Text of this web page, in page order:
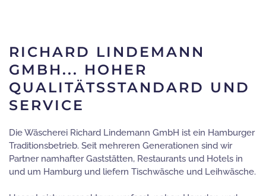
RICHARD LINDEMANN
GMBH... HOHER
QUALITÄTSSTANDARD UND
SERVICE
Die Wäscherei Richard Lindemann GmbH ist ein Hamburger
Traditionsbetrieb. Seit mehreren Generationen sind wir
Partner namhafter Gaststätten, Restaurants und Hotels in
und um Hamburg und liefern Tischwäsche und Leihwäsche.